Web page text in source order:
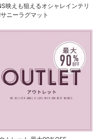
映えも狙えるオシャレインテリ
ニーラグマット